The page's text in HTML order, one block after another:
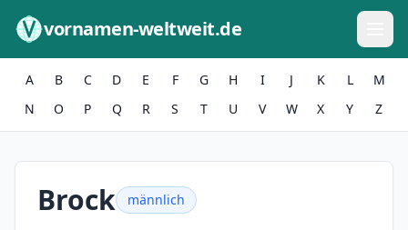
vornamen-weltweit.de
A B C D E F G H I J K L
M
N
O P Q R S T U V W X Y Z
Brock männlich